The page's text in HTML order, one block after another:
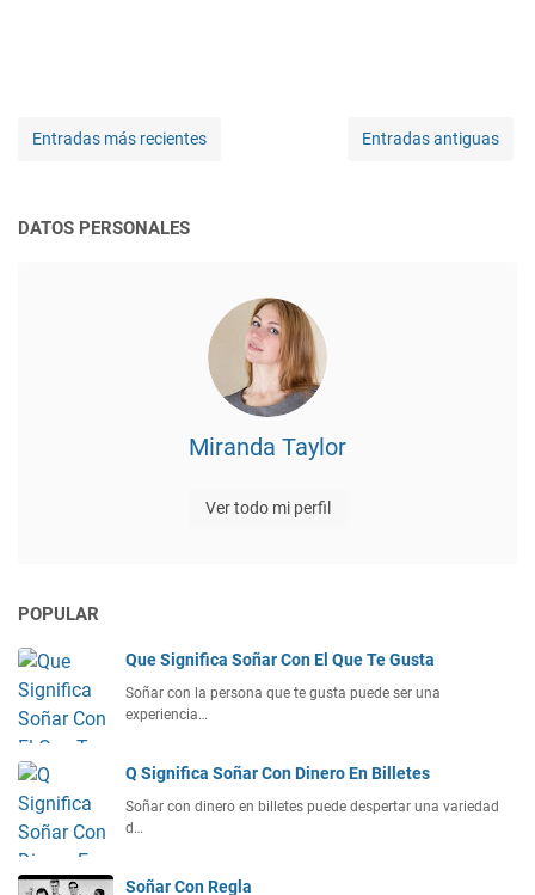
Entradas más recientes Entradas antiguas
DATOS PERSONALES
Miranda Taylor
Ver todo mi perfil
POPULAR
Que Significa Soñar Con El Que Te Gusta
Soñar con la persona que te gusta puede ser una
experiencia…
Q Significa Soñar Con Dinero En Billetes
Soñar con dinero en billetes puede despertar una variedad
d…
Soñar Con Regla